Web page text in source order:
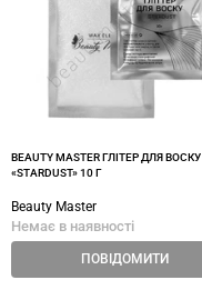
BEAUTY MASTER ГЛІТЕР ДЛЯ ВОСКУ
«STARDUST» 10 Г
Beauty Master
Немає в наявності
ПОВІДОМИТИ